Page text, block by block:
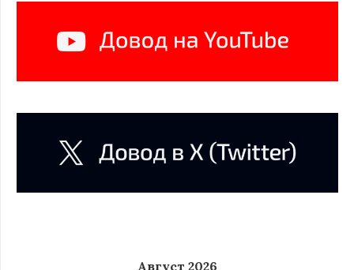
Август 2026